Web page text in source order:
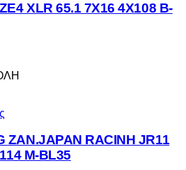
XLR 65.1 7Χ16 4Χ108 Β-
ZAN.JAPAN RACINH JR11
M-BL35